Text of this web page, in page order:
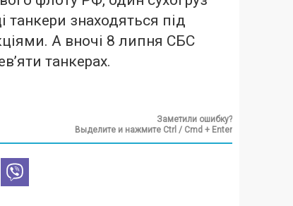
танкери знаходяться під
А вночі 8 липня СБС
танкерах.
Заметили ошибку?
Выделите и нажмите Ctrl / Cmd + Enter